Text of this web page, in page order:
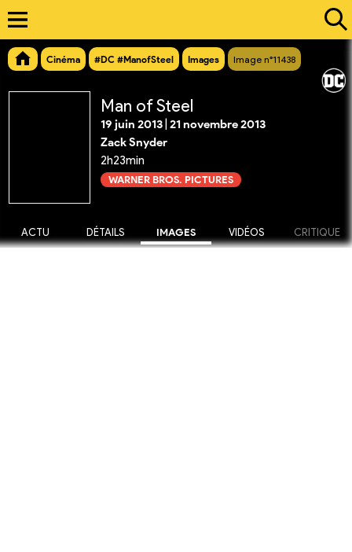
Cinéma #DC #ManofSteel Images Image n°11438
Man of Steel
19 juin 2013 21 novembre 2013
Zack Snyder
2h23min
WARNER BROS. PICTURES
ACTU DÉTAILS IMAGES VIDÉOS CRITIQUE